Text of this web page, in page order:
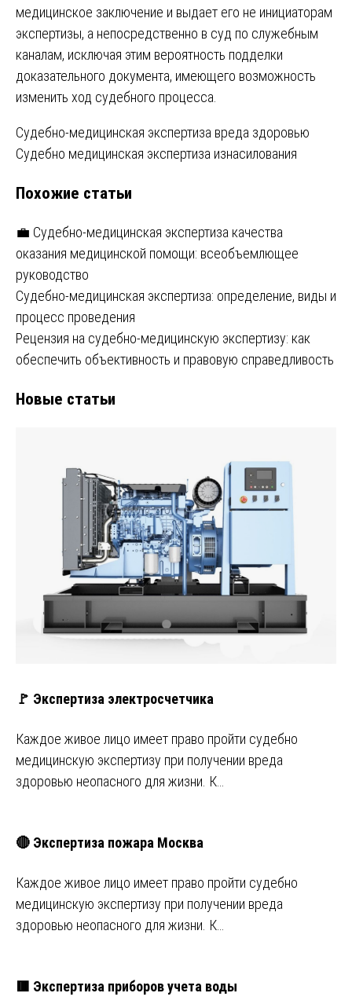
медицинское заключение и выдает его не инициаторам
экспертизы, а непосредственно в суд по служебным
каналам, исключая этим вероятность подделки
доказательного документа, имеющего возможность
изменить ход судебного процесса.
Навигация
по
записям
Судебно-медицинская экспертиза вреда здоровью
Судебно медицинская экспертиза изнасилования
Похожие статьи
💼 Судебно-медицинская экспертиза качества
оказания медицинской помощи: всеобъемлющее
руководство
Судебно-медицинская экспертиза: определение, виды и
процесс проведения
Рецензия на судебно-медицинскую экспертизу: как
обеспечить объективность и правовую справедливость
Новые статьи
🚩 Экспертиза электросчетчика
Каждое живое лицо имеет право пройти судебно
медицинскую экспертизу при получении вреда
здоровью неопасного для жизни. К…
🔴 Экспертиза пожара Москва
Каждое живое лицо имеет право пройти судебно
медицинскую экспертизу при получении вреда
здоровью неопасного для жизни. К…
🟥 Экспертиза приборов учета воды